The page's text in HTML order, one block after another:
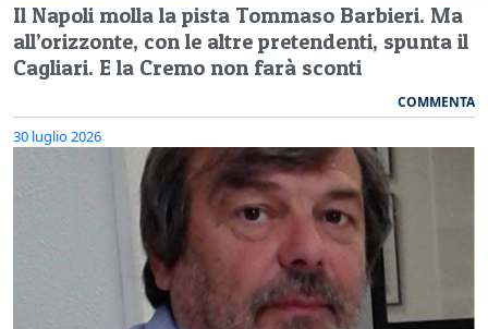
Il Napoli molla la pista Tommaso Barbieri. Ma
all’orizzonte, con le altre pretendenti, spunta il
Cagliari. E la Cremo non farà sconti
COMMENTA
30 luglio 2026